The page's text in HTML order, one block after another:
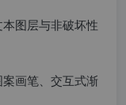
图层与非破坏性
画笔、交互式渐